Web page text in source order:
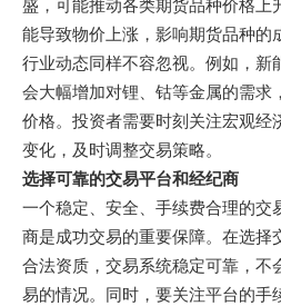
盛，可能推动各类期货品种价格上
能导致物价上涨，影响期货品种的
行业动态同样不容忽视。例如，新
会大幅增加对锂、钴等金属的需求
价格。投资者需要时刻关注宏观经
变化，及时调整交易策略。
选择可靠的交易平台和经纪商
一个稳定、安全、手续费合理的交
商是成功交易的重要保障。在选择
合法资质，交易系统稳定可靠，不
易的情况。同时，要关注平台的手